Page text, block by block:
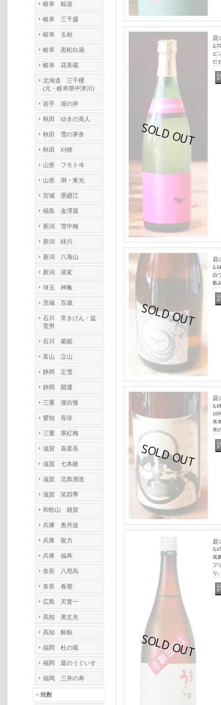
岐阜 鯨波
岐阜 三千盛
岐阜 玉柏
岐阜 黒松白扇
岐阜 花美蔵
北海道 三千櫻
(元・岐阜県中津川)
岩手 堀の井
秋田 ゆきの美人
秋田 雪の茅舎
秋田 刈穂
山形 フモトヰ
山形 洌・東光
宮城 墨廼江
福島 金澤屋
新潟 雪中梅
新潟 緑川
新潟 八海山
新潟 凌駕
埼玉 神亀
茨城 百歳
石川 常きげん・益
荒男
石川 菊姫
富山 立山
静岡 正雪
静岡 開運
三重 瀧自慢
愛知 長珍
三重 寒紅梅
滋賀 喜楽長
滋賀 七本鎗
滋賀 北島酒造
滋賀 笑四季
和歌山 雑賀
兵庫 奥丹波
兵庫 龍力
兵庫 福寿
奈良 八咫烏
奈良 春鹿
広島 天寳一
高知 美丈夫
高知 酔鯨
福岡 杜の蔵
福岡 庭のうぐいす
福岡 三井の寿
焼酎
庭
ピ
だ
庭
白
飲
庭
10
米
米
庭
篤
プ
り